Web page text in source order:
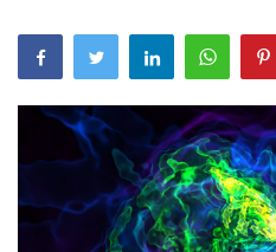
Южно-Уральский
государственный
колледж
Проекты
Приложение на телефон